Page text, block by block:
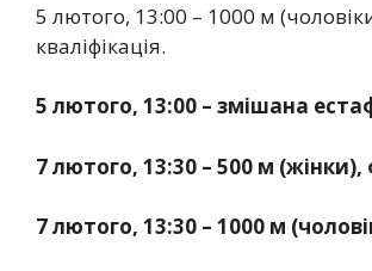
5 лютого, 13:00 – 1000 м
кваліфікація.
5 лютого, 13:00 – змішана
7 лютого, 13:30 – 500 м (жінки),
7 лютого, 13:30 – 1000 м